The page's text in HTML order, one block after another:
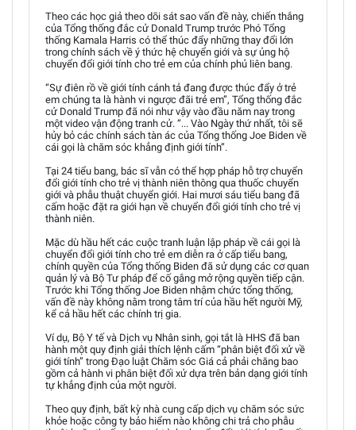
Theo các học giả theo dõi sát sao vấn đề này, chiến thắng
của Tổng thống đắc cử Donald Trump trước Phó Tổng
thống Kamala Harris có thể thúc đẩy những thay đổi lớn
trong chính sách về ý thức hệ chuyển giới và sự ủng hộ
chuyển đổi giới tính cho trẻ em của chính phủ liên bang.
“Sự điên rồ về giới tính cánh tả đang được thúc đẩy ở trẻ
em chúng ta là hành vi ngược đãi trẻ em”, Tổng thống đắc
cử Donald Trump đã nói như vậy vào đầu năm nay trong
một video vận động tranh cử. “... Vào Ngày thứ nhất, tôi sẽ
hủy bỏ các chính sách tàn ác của Tổng thống Joe Biden về
cái gọi là chăm sóc khẳng định giới tính”.
Tại 24 tiểu bang, bác sĩ vẫn có thể hợp pháp hỗ trợ chuyển
đổi giới tính cho trẻ vị thành niên thông qua thuốc chuyển
giới và phẫu thuật chuyển giới. Hai mươi sáu tiểu bang đã
cấm hoặc đặt ra giới hạn về chuyển đổi giới tính cho trẻ vị
thành niên.
Mặc dù hầu hết các cuộc tranh luận lập pháp về cái gọi là
chuyển đổi giới tính cho trẻ em diễn ra ở cấp tiểu bang,
chính quyền của Tổng thống Biden đã sử dụng các cơ quan
quản lý và Bộ Tư pháp để cố gắng mở rộng quyền tiếp cận.
Trước khi Tổng thống Joe Biden nhậm chức tổng thống,
vấn đề này không nằm trong tâm trí của hầu hết người Mỹ,
kể cả hầu hết các chính trị gia.
Ví dụ, Bộ Y tế và Dịch vụ Nhân sinh, gọi tắt là HHS đã ban
hành một quy định giải thích lệnh cấm “phân biệt đối xử về
giới tính” trong Đạo luật Chăm sóc Giá cả phải chăng bao
gồm cả hành vi phân biệt đối xử dựa trên bản dạng giới tính
tự khẳng định của một người.
Theo quy định, bất kỳ nhà cung cấp dịch vụ chăm sóc sức
khỏe hoặc công ty bảo hiểm nào không chi trả cho phẫu